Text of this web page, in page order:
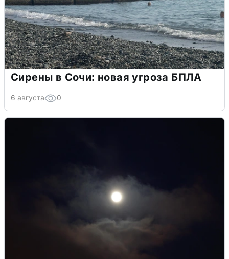
Сирены в Сочи: новая угроза БПЛА
6 августа 0